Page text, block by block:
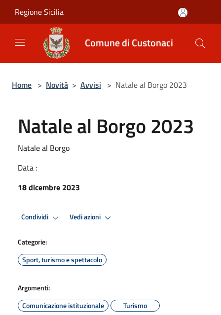
Regione Sicilia
Comune di Custonaci
Home > Novità > Avvisi > Natale al Borgo 2023
Natale al Borgo 2023
Natale al Borgo
Data :
18 dicembre 2023
Condividi Vedi azioni
Categorie:
Sport, turismo e spettacolo
Argomenti:
Comunicazione istituzionale
Turismo